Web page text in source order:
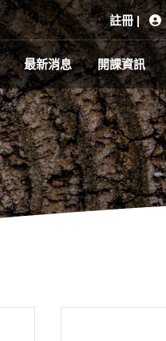
註冊 |
最新消息 開課資訊